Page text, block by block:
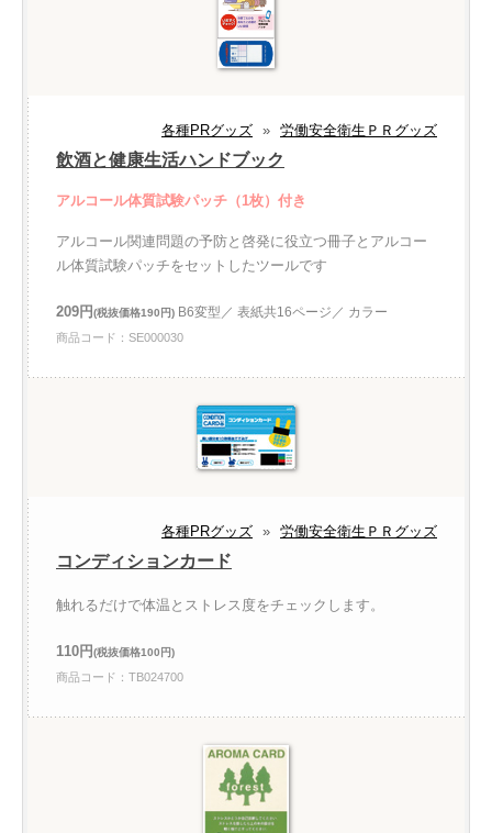
各種PRグッズ » 労働安全衛生ＰＲグッズ
飲酒と健康生活ハンドブック
アルコール体質試験パッチ（1枚）付き
アルコール関連問題の予防と啓発に役立つ冊子とアルコー
ル体質試験パッチをセットしたツールです
209円(税抜価格190円) B6変型／ 表紙共16ページ／ カラー
商品コード：SE000030
各種PRグッズ » 労働安全衛生ＰＲグッズ
コンディションカード
触れるだけで体温とストレス度をチェックします。
110円(税抜価格100円)
商品コード：TB024700